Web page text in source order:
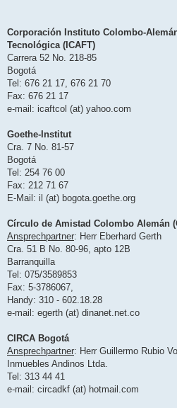
Corporación Instituto Colombo-
Tecnológica (ICAFT)
Carrera 52 No. 218-85
Bogotá
Tel: 676 21 17, 676 21 70
Fax: 676 21 17
e-mail: icaftcol (at) yahoo.com
Goethe-Institut
Cra. 7 No. 81-57
Bogotá
Tel: 254 76 00
Fax: 212 71 67
E-Mail: il (at) bogota.goethe.org
Círculo de Amistad Colombo Alemán
Ansprechpartner: Herr Eberhard Gerth
Cra. 51 B No. 80-96, apto 12B
Barranquilla
Tel: 075/3589853
Fax: 5-3786067,
Handy: 310 - 602.18.28
e-mail: egerth (at) dinanet.net.co
CIRCA Bogotá
Ansprechpartner: Herr Guillermo Rubio
Inmuebles Andinos Ltda.
Tel: 313 44 41
e-mail: circadkf (at) hotmail.com